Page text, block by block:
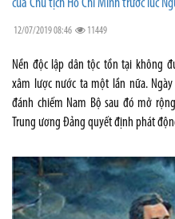
của Chủ tịch Hồ Chí Minh trước lúc
12/07/2019 08:46 11449
Nền độc lập dân tộc tồn tại không
xâm lược nước ta một lần nữa.
đánh chiếm Nam Bộ sau đó mở
Trung ương Đảng quyết định phát